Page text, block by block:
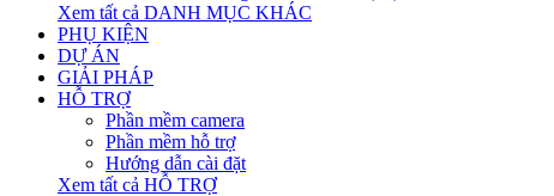
Xem tất cả DANH MỤC KHÁC
PHỤ KIỆN
DỰ ÁN
GIẢI PHÁP
HỖ TRỢ
Phần mềm camera
Phần mềm hỗ trợ
Hướng dẫn cài đặt
Xem tất cả HỖ TRỢ